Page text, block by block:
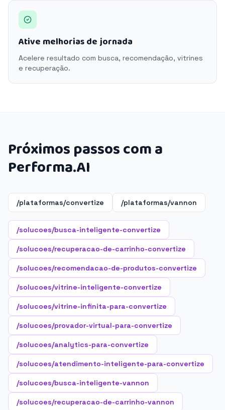
Ative melhorias de jornada
Acelere resultado com busca, recomendação, vitrines
e recuperação.
Próximos passos com a
Performa.AI
/plataformas/convertize /plataformas/vannon
/solucoes/busca-inteligente-convertize
/solucoes/recuperacao-de-carrinho-convertize
/solucoes/recomendacao-de-produtos-convertize
/solucoes/vitrine-inteligente-convertize
/solucoes/vitrine-infinita-para-convertize
/solucoes/provador-virtual-para-convertize
/solucoes/analytics-para-convertize
/solucoes/atendimento-inteligente-para-convertize
/solucoes/busca-inteligente-vannon
/solucoes/recuperacao-de-carrinho-vannon